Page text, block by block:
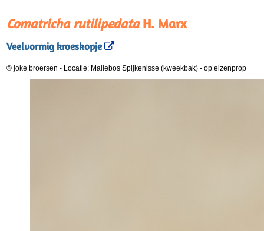
Comatricha rutilipedataH. Marx
Veelvormig kroeskopje
© joke broersen - Locatie: Mallebos Spijkenisse (kweekbak) - op elzenprop